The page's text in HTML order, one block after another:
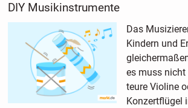
DIY Musikinstrumente
Das
Kindern und
es muss
teure Violine
Konzertflügel